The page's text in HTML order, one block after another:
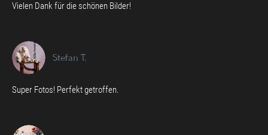
Vielen Dank für die schönen Bilder!
Stefan T.
Super Fotos! Perfekt getroffen.